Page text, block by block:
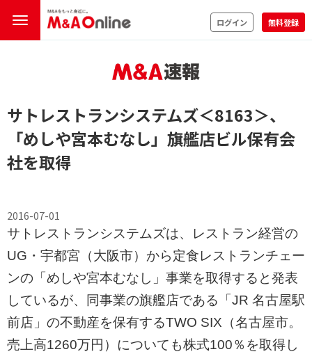
ログイン 無料登録
サトレストランシステムズ＜8163＞、
「めしや宮本むなし」旗艦店ビル保有会
社を取得
2016-07-01
サトレストランシステムズは、レストラン経営の
UG・宇都宮（大阪市）から定食レストランチェー
ンの「めしや宮本むなし」事業を取得すると発表
しているが、同事業の旗艦店である「JR 名古屋駅
前店」の不動産を保有するTWO SIX（名古屋市。
売上高1260万円）についても株式100％を取得し